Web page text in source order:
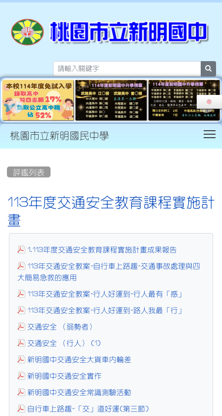
桃園市立新明國民中學
評鑑列表
113年度交通安全教育課程實施計
畫
1.113年度交通安全教育課程實施計畫成果報告
113年交通安全教案-自行車上路趣-交通事故處理與四
大簡易急救的應用
113年交通安全教案-行人好運到-行人最有「感」
113年交通安全教案-行人好運到-路人我最「行」
交通安全 （弱勢者）
交通安全 （行人） (1)
新明國中交通安全大貨車內輪差
新明國中交通安全實作
新明國中交通安全常識測驗活動
自行車上路趣-「交」道好運(第三節)